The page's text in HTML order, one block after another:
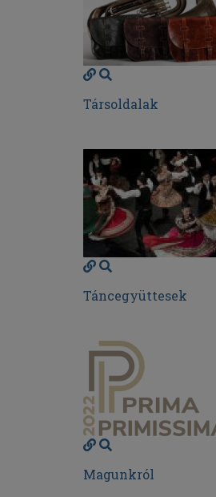
Társoldalak
Táncegyüttesek
Magunkról